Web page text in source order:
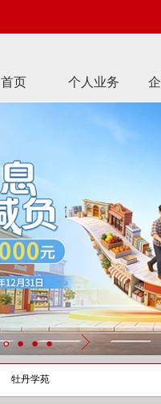
首页 个人业务
牡丹学苑